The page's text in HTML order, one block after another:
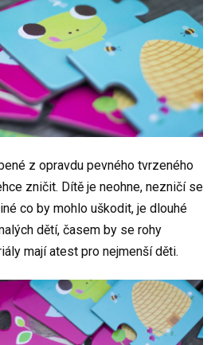
z opravdu pevného tvrzeného
zničit. Dítě je neohne, nezničí se
co by mohlo uškodit, je dlouhé
dětí, časem by se rohy
mají atest pro nejmenší děti.